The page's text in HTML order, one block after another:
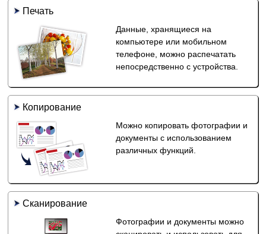
Печать
Данные, хранящиеся на
компьютере или мобильном
телефоне, можно распечатать
непосредственно с устройства.
Копирование
Можно копировать фотографии и
документы с использованием
различных функций.
Сканирование
Фотографии и документы можно